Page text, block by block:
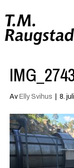
Av Elly Svihus 8.